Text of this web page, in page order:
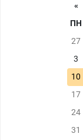
«
ПН
27
3
10
17
24
31